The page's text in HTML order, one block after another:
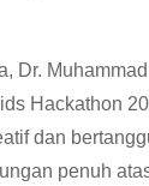
Dr.
Hackathon
dan
penuh